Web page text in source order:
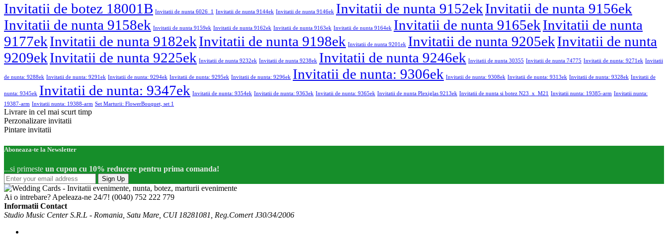
Invitatii de botez 18001B Invitatii de nunta 6026_1 Invitatii de nunta 9144ek Invitatii de nunta 9146ek Invitatii de nunta 9152ekInvitatii de nunta 9156ek
Invitatii de nunta 9158ek Invitatii de nunta 9159ek Invitatii de nunta 9162ek Invitatii de nunta 9163ek Invitatii de nunta 9164ek Invitatii de nunta 9165ekInvitatii de nunta
9177ekInvitatii de nunta 9182ekInvitatii de nunta 9198ek Invitatii de nunta 9201ek Invitatii de nunta 9205ekInvitatii de nunta
9209ekInvitatii de nunta 9225ek Invitatii de nunta 9232ek Invitatii de nunta 9238ek Invitatii de nunta 9246ek Invitatii de nunta 30355 Invitatii de nunta 74775 Invitatii de nunta: 9271ek Invitatii
de nunta: 9288ek Invitatii de nunta: 9291ek Invitatii de nunta: 9294ek Invitatii de nunta: 9295ek Invitatii de nunta: 9296ek Invitatii de nunta: 9306ek Invitatii de nunta: 9308ek Invitatii de nunta: 9313ek Invitatii de nunta: 9328ek Invitatii de
nunta: 9345ek Invitatii de nunta: 9347ek Invitatii de nunta: 9354ek Invitatii de nunta: 9363ek Invitatii de nunta: 9365ek Invitatii de nunta Plexiglas 9213ek Invitatii de nunta si botez N23_x_M21 Invitatii nunta: 19385-arm Invitatii nunta:
19387-arm Invitatii nunta: 19388-arm Set Marturii: FlowerBouquet, set 1
Livrare in cel mai scurt timp
Perzonalizare invitatii
Pintare invitatii
Aboneaza-te la Newsletter
...si primeste un cupon cu 10% reducere pentru prima comanda!
Sign Up
Ai o intrebare? Apeleaza-ne 24/7! (0040) 752 222 779
Informatii Contact
Studio Music Center S.R.L - Romania, Satu Mare, CUI 18281081, Reg.Comert J30/34/2006